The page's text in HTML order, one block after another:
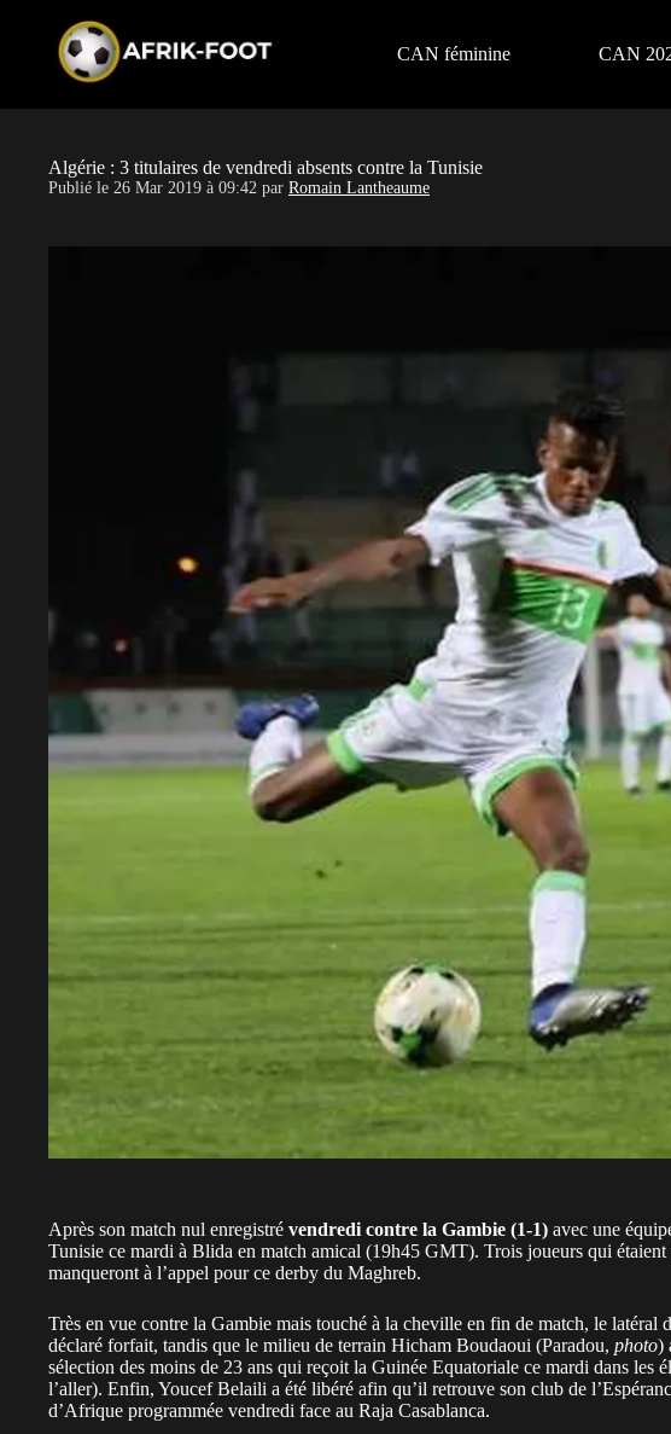
CAN féminine CAN
Algérie : 3 titulaires de vendredi absents contre la Tunisie
Publié le 26 Mar 2019 à 09:42 par Romain Lantheaume
Après son match nul enregistré vendredi contre la Gambie (1-1) avec une
Tunisie ce mardi à Blida en match amical (19h45 GMT). Trois joueurs qui
manqueront à l’appel pour ce derby du Maghreb.
Très en vue contre la Gambie mais touché à la cheville en fin de match, le
déclaré forfait, tandis que le milieu de terrain Hicham Boudaoui (Paradou, photo)
sélection des moins de 23 ans qui reçoit la Guinée Equatoriale ce mardi dans les
l’aller). Enfin, Youcef Belaili a été libéré afin qu’il retrouve son club de
d’Afrique programmée vendredi face au Raja Casablanca.